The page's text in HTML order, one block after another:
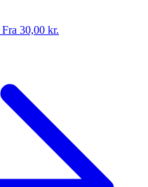
Fra 30,00 kr.